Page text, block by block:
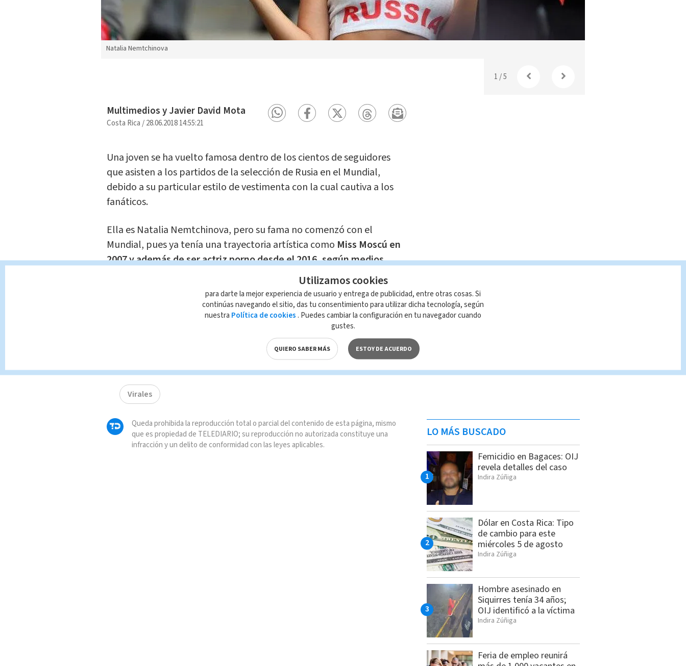
Natalia Nemtchinova
1 /5
Multimedios y Javier David Mota
Costa Rica/28.06.2018 14:55:21
Una joven se ha vuelto famosa dentro de los cientos de seguidores
que asisten a los partidos de la selección de Rusia en el Mundial,
debido a su particular estilo de vestimenta con la cual cautiva a los
fanáticos.
Ella es Natalia Nemtchinova, pero su fama no comenzó con el
Mundial, pues ya tenía una trayectoria artística como Miss Moscú en
2007 y además de ser actriz porno desde el 2016, según medios
Los aficionados esperan con ansias el partido de este domingo en el
Estadio Olímpico Luzhnikí para asistir al duelo de octavos de final
entre Rusia y España, donde se espera que esté Nemtchinova.
TAGS RELACIONADOS:
Virales
Queda prohibida la reproducción total o parcial del contenido de esta página, mismo
que es propiedad de TELEDIARIO; su reproducción no autorizada constituye una
infracción y un delito de conformidad con las leyes aplicables.
LO MÁS BUSCADO
Femicidio en Bagaces: OIJ
revela detalles del caso
Indira Zúñiga
Dólar en Costa Rica: Tipo
de cambio para este
miércoles 5 de agosto
Indira Zúñiga
Hombre asesinado en
Siquirres tenía 34 años;
OIJ identificó a la víctima
Indira Zúñiga
Feria de empleo reunirá
Utilizamos cookies
para darte la mejor experiencia de usuario y entrega de publicidad, entre otras cosas. Si
continúas navegando el sitio, das tu consentimiento para utilizar dicha tecnología, según
nuestra Política de cookies . Puedes cambiar la configuración en tu navegador cuando
gustes.
QUIERO SABER MÁS ESTOY DE ACUERDO